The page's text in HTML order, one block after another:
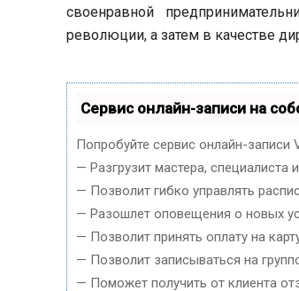
своенравной
революции, а затем в качестве
Сервис онлайн-записи на
Попробуйте сервис онлайн-записи
— Разгрузит мастера, специалиста
— Позволит гибко управлять
— Разошлет оповещения о новых
— Позволит принять оплату на
— Позволит записываться на
— Поможет получить от клиента